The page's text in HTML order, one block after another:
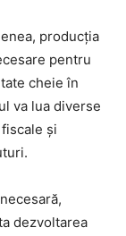
producția
pentru
cheie în
va lua diverse
și
dezvoltarea